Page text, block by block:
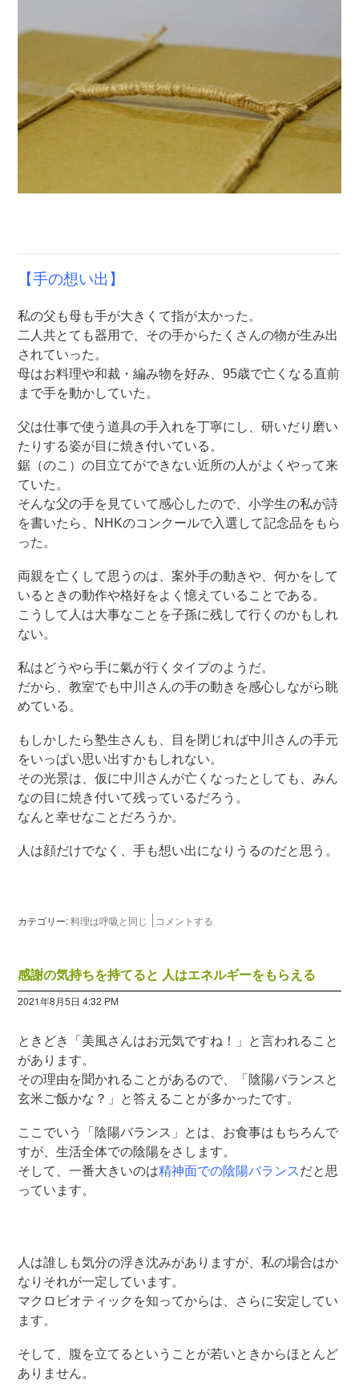
【手の想い出】
私の父も母も手が大きくて指が太かった。
二人共とても器用で、その手からたくさんの物が生み出
されていった。
母はお料理や和裁・編み物を好み、95歳で亡くなる直前
まで手を動かしていた。
父は仕事で使う道具の手入れを丁寧にし、研いだり磨い
たりする姿が目に焼き付いている。
鋸（のこ）の目立てができない近所の人がよくやって来
ていた。
そんな父の手を見ていて感心したので、小学生の私が詩
を書いたら、NHKのコンクールで入選して記念品をもら
った。
両親を亡くして思うのは、案外手の動きや、何かをして
いるときの動作や格好をよく憶えていることである。
こうして人は大事なことを子孫に残して行くのかもしれ
ない。
私はどうやら手に氣が行くタイプのようだ。
だから、教室でも中川さんの手の動きを感心しながら眺
めている。
もしかしたら塾生さんも、目を閉じれば中川さんの手元
をいっぱい思い出すかもしれない。
その光景は、仮に中川さんが亡くなったとしても、みん
なの目に焼き付いて残っているだろう。
なんと幸せなことだろうか。
人は顔だけでなく、手も想い出になりうるのだと思う。
カテゴリー: 料理は呼吸と同じ コメントする
感謝の気持ちを持てると 人はエネルギーをもらえる
2021年8月5日 4:32 PM
ときどき「美風さんはお元気ですね！」と言われること
があります。
その理由を聞かれることがあるので、「陰陽バランスと
玄米ご飯かな？」と答えることが多かったです。
ここでいう「陰陽バランス」とは、お食事はもちろんで
すが、生活全体での陰陽をさします。
そして、一番大きいのは精神面での陰陽バランスだと思
っています。
人は誰しも気分の浮き沈みがありますが、私の場合はか
なりそれが一定しています。
マクロビオティックを知ってからは、さらに安定してい
ます。
そして、腹を立てるということが若いときからほとんど
ありません。